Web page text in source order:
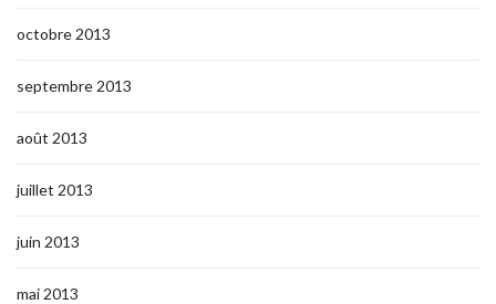
octobre 2013
septembre 2013
août 2013
juillet 2013
juin 2013
mai 2013